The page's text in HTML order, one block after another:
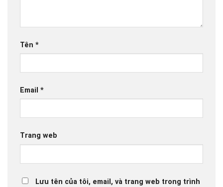
Tên *
Email *
Trang web
Lưu tên của tôi, email, và trang web trong trình